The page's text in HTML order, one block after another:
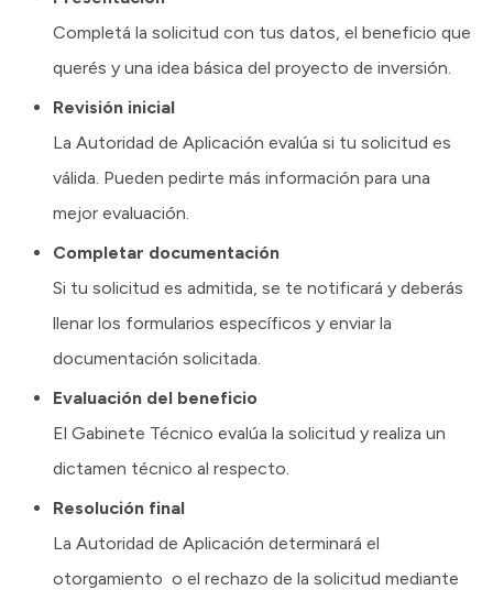
Completá la solicitud con tus datos, el beneficio que
querés y una idea básica del proyecto de inversión.
Revisión inicial
La Autoridad de Aplicación evalúa si tu solicitud es
válida. Pueden pedirte más información para una
mejor evaluación.
Completar documentación
Si tu solicitud es admitida, se te notificará y deberás
llenar los formularios específicos y enviar la
documentación solicitada.
Evaluación del beneficio
El Gabinete Técnico evalúa la solicitud y realiza un
dictamen técnico al respecto.
Resolución final
La Autoridad de Aplicación determinará el
otorgamiento o el rechazo de la solicitud mediante